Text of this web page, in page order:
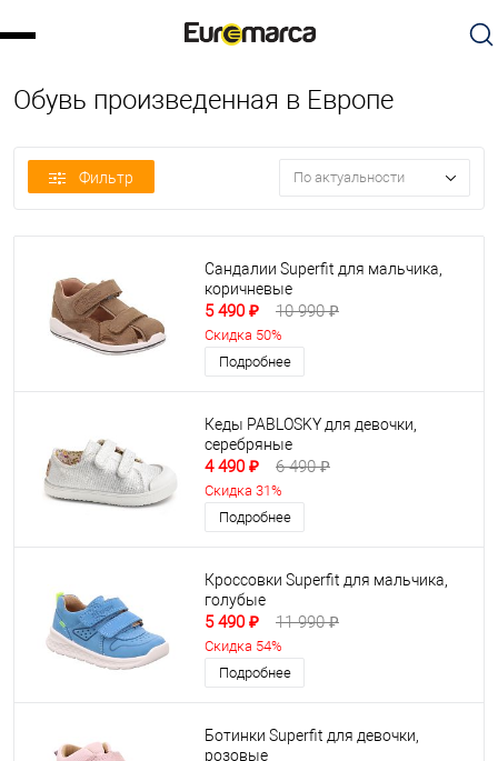
Обувь произведенная в Европе
Фильтр По актуальности
Сандалии Superfit для мальчика,
коричневые
5 490 ₽ 10 990 ₽
Скидка 50%
Подробнее
Кеды PABLOSKY для девочки,
серебряные
4 490 ₽ 6 490 ₽
Скидка 31%
Подробнее
Кроссовки Superfit для мальчика,
голубые
5 490 ₽ 11 990 ₽
Скидка 54%
Подробнее
Ботинки Superfit для девочки,
розовые